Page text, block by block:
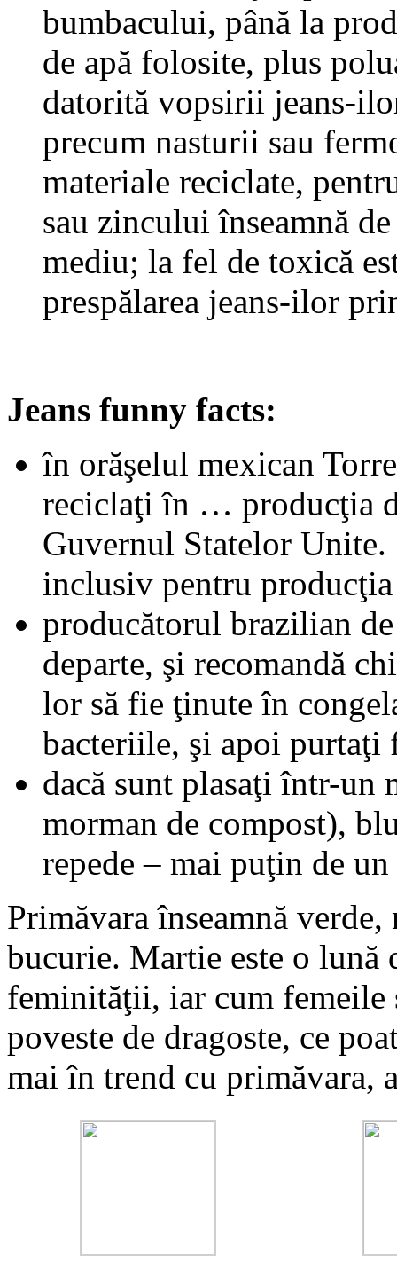
bumbacului, până la
de apă folosite, plus
datorită vopsirii jeans-
precum nasturii sau
materiale reciclate,
sau zincului înseamnă
mediu; la fel de toxică
prespălarea jeans-ilor
Jeans funny facts:
în orăşelul mexican
reciclaţi în … producţia
Guvernul Statelor Unite.
inclusiv pentru
producătorul brazilian
departe, şi recomandă
lor să fie ţinute în
bacteriile, şi apoi
dacă sunt plasaţi într-
morman de compost),
repede – mai puţin de
Primăvara înseamnă
bucurie. Martie este o
feminităţii, iar cum femeile
poveste de dragoste, ce
mai în trend cu primăvara,